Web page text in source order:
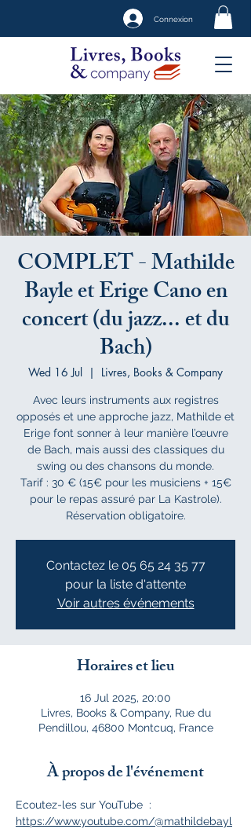
Connexion
COMPLET - Mathilde
Bayle et Erige Cano en
concert (du jazz... et du
Bach)
Wed 16 Jul
  |
Livres, Books & Company
Avec leurs instruments aux registres
opposés et une approche jazz, Mathilde et
Erige font sonner à leur manière l’œuvre
de Bach, mais aussi des classiques du
swing ou des chansons du monde.
Tarif : 30 € (15€ pour les musiciens + 15€
pour le repas assuré par La Kastrole).
Réservation obligatoire.
Contactez le 05 65 24 35 77
pour la liste d'attente
Voir autres événements
Horaires et lieu
16 Jul 2025, 20:00
Livres, Books & Company, Rue du
Pendillou, 46800 Montcuq, France
À propos de l'événement
Ecoutez-les sur YouTube  :
https://www.youtube.com/@mathildebayl